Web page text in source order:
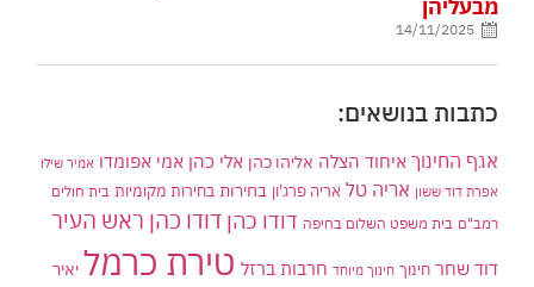
מבעליהן
14/11/2025
כתבות בנושאים:
אגף החינוך איחוד הצלה אליהו כהן אלי כהן אמי אפומדו אמיר שילו
אפרת דוד ששון אריה טל אריה פרג'ון בחירות בחירות מקומיות בית חולים
רמב"ם בית משפט השלום בחיפה דודו כהן דודו כהן ראש העיר
דוד שחר חינוך חינוך מיוחד חרבות ברזל טירת כרמל יאיר